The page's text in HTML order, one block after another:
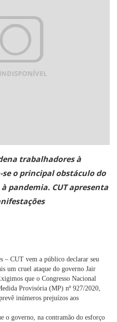
trabalhadores à
o principal obstáculo do
pandemia. CUT apresenta
– CUT vem a público declarar seu
um cruel ataque do governo Jair
que o Congresso Nacional
Provisória (MP) nº 927/2020,
inúmeros prejuízos aos
o governo, na contramão do esforço